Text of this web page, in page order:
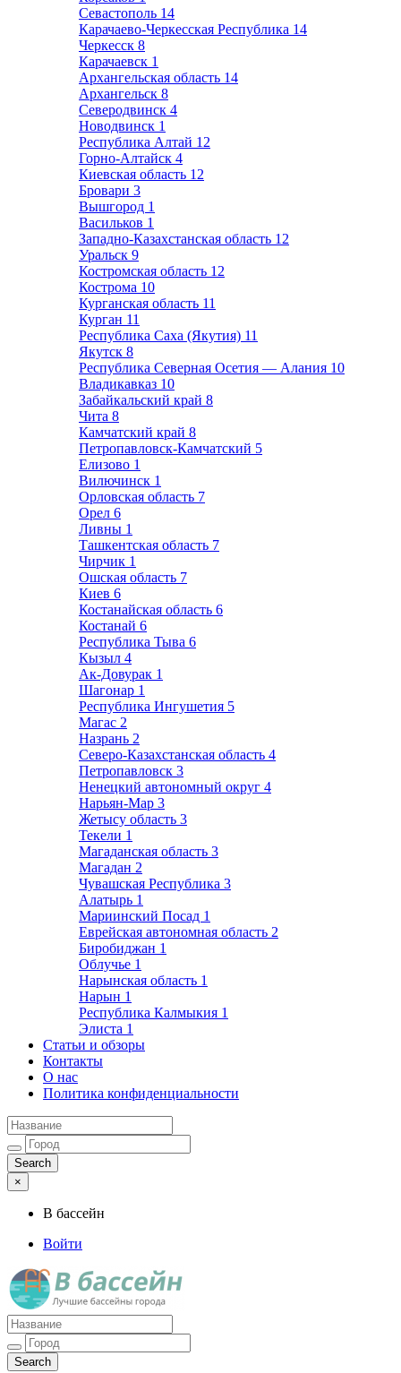
Севастополь 14
Карачаево-Черкесская Республика 14
Черкесск 8
Карачаевск 1
Архангельская область 14
Архангельск 8
Северодвинск 4
Новодвинск 1
Республика Алтай 12
Горно-Алтайск 4
Киевская область 12
Бровари 3
Вышгород 1
Васильков 1
Западно-Казахстанская область 12
Уральск 9
Костромская область 12
Кострома 10
Курганская область 11
Курган 11
Республика Саха (Якутия) 11
Якутск 8
Республика Северная Осетия — Алания 10
Владикавказ 10
Забайкальский край 8
Чита 8
Камчатский край 8
Петропавловск-Камчатский 5
Елизово 1
Вилючинск 1
Орловская область 7
Орел 6
Ливны 1
Ташкентская область 7
Чирчик 1
Ошская область 7
Киев 6
Костанайская область 6
Костанай 6
Республика Тыва 6
Кызыл 4
Ак-Довурак 1
Шагонар 1
Республика Ингушетия 5
Магас 2
Назрань 2
Северо-Казахстанская область 4
Петропавловск 3
Ненецкий автономный округ 4
Нарьян-Мар 3
Жетысу область 3
Текели 1
Магаданская область 3
Магадан 2
Чувашская Республика 3
Алатырь 1
Мариинский Посад 1
Еврейская автономная область 2
Биробиджан 1
Облучье 1
Нарынская область 1
Нарын 1
Республика Калмыкия 1
Элиста 1
Статьи и обзоры
Контакты
О нас
Политика конфиденциальности
×
В бассейн
Войти
Лучшие бассейны города